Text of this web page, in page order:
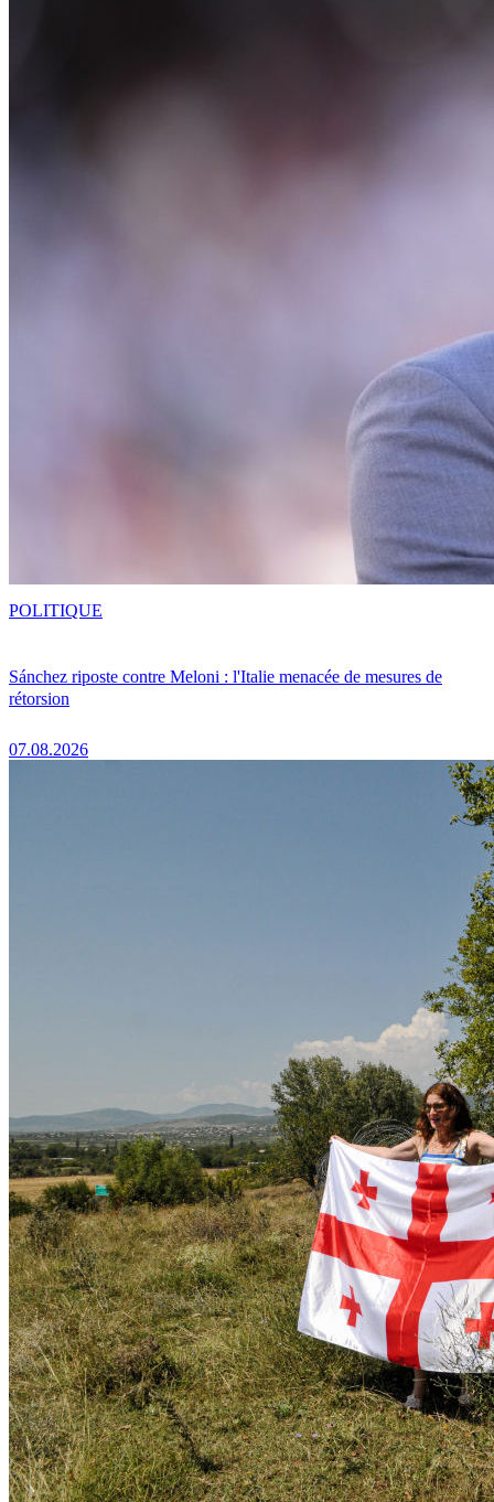
Sánchez riposte contre Meloni : l'Italie menacée de mesures de
rétorsion
07.08.2026
POLITIQUE